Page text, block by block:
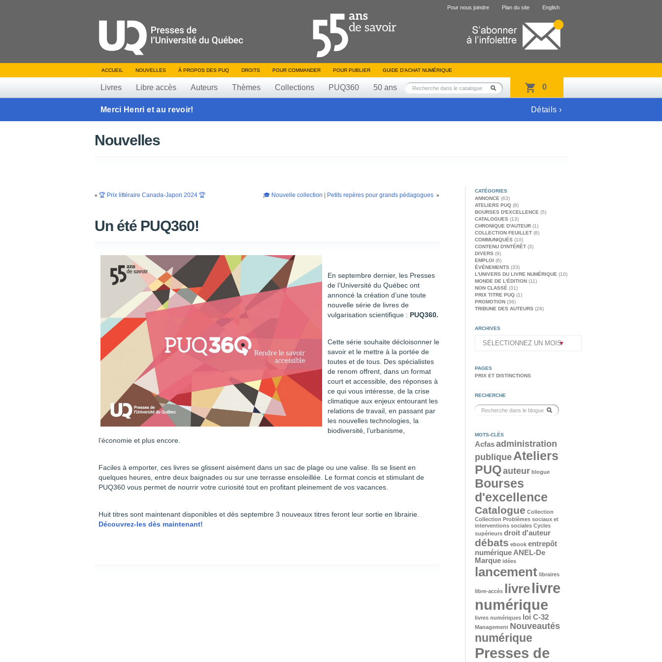
Pour nous joindre Plan du site English
ACCUEIL NOUVELLES À PROPOS DES PUQ DROITS POUR COMMANDER POUR PUBLIER GUIDE D’ACHAT NUMÉRIQUE
Livres Libre accès Auteurs Thèmes Collections PUQ360 50 ans 0
Merci Henri et au revoir! Détails ›
Nouvelles
« 🏆 Prix littéraire Canada-Japon 2024 🏆 🎓 Nouvelle collection | Petits repères pour grands pédagogues »
Un été PUQ360!
En septembre dernier, les Presses
de l’Université du Québec ont
annoncé la création d’une toute
nouvelle série de livres de
vulgarisation scientifique : PUQ360.
Cette série souhaite décloisonner le
savoir et le mettre à la portée de
toutes et de tous. Des spécialistes
de renom offrent, dans un format
court et accessible, des réponses à
ce qui vous intéresse, de la crise
climatique aux enjeux entourant les
relations de travail, en passant par
les nouvelles technologies, la
biodiversité, l’urbanisme,
l’économie et plus encore.
Faciles à emporter, ces livres se glissent aisément dans un sac de plage ou une valise. Ils se lisent en
quelques heures, entre deux baignades ou sur une terrasse ensoleillée. Le format concis et stimulant de
PUQ360 vous permet de nourrir votre curiosité tout en profitant pleinement de vos vacances.
Huit titres sont maintenant disponibles et dès septembre 3 nouveaux titres feront leur sortie en librairie.
Découvrez-les dès maintenant!
CATÉGORIES
ANNONCE (63)
ATELIERS PUQ (8)
BOURSES D'EXCELLENCE (5)
CATALOGUES (13)
CHRONIQUE D'AUTEUR (1)
COLLECTION FEUILLET (8)
COMMUNIQUÉS (10)
CONTENU D'INTÉRÊT (3)
DIVERS (9)
EMPLOI (6)
ÉVÉNEMENTS (33)
L'UNIVERS DU LIVRE NUMÉRIQUE (10)
MONDE DE L'ÉDITION (11)
NON CLASSÉ (31)
PRIX TITRE PUQ (1)
PROMOTION (36)
TRIBUNE DES AUTEURS (28)
ARCHIVES
PAGES
PRIX ET DISTINCTIONS
RECHERCHE
MOTS-CLÉS
Acfasadministration
publique Ateliers
PUQauteur blogue
Bourses
d'excellence
Catalogue Collection
Collection Problèmes sociaux et
interventions sociales Cycles
supérieurs droit d'auteur
débats ebook entrepôt
numérique ANEL-De
Marque idées
lancement libraires
libre-accès livrelivre
numérique
livres numériques loi C-32
Management Nouveautés
numérique
Presses de